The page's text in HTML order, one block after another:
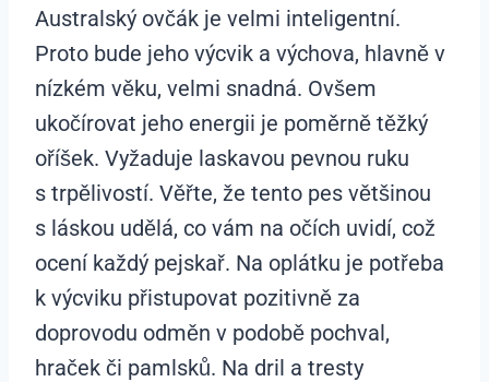
Australský ovčák je velmi inteligentní.
Proto bude jeho výcvik a výchova, hlavně v
nízkém věku, velmi snadná. Ovšem
ukočírovat jeho energii je poměrně těžký
oříšek. Vyžaduje laskavou pevnou ruku
s trpělivostí. Věřte, že tento pes většinou
s láskou udělá, co vám na očích uvidí, což
ocení každý pejskař. Na oplátku je potřeba
k výcviku přistupovat pozitivně za
doprovodu odměn v podobě pochval,
hraček či pamlsků. Na dril a tresty